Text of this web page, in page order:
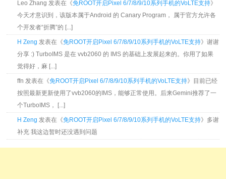
Leo Zhang 发表在《免ROOT开启Pixel 6/7/8/9/10系列手机的VoLTE支持》
今天才意识到，该版本属于Android 的 Canary Program， 属于官方允许各
个开发者“折腾”的 [...]
H Zeng 发表在《免ROOT开启Pixel 6/7/8/9/10系列手机的VoLTE支持》谢谢
分享 :) TurboIMS 是在 vvb2060 的 IMS 的基础上发展起来的。你用了如果
觉得好，麻 [...]
ffn 发表在《免ROOT开启Pixel 6/7/8/9/10系列手机的VoLTE支持》目前已经
按照最新更新使用了vvb2060的IMS，能够正常使用。后来Gemini推荐了一
个TurboIMS， [...]
H Zeng 发表在《免ROOT开启Pixel 6/7/8/9/10系列手机的VoLTE支持》多谢
补充 我这边暂时还没遇到问题